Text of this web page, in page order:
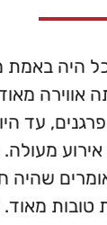
היה באמת
אווירה
עד
אירוע
שהיה
טובות